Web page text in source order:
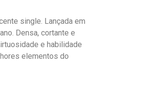
single. Lançada em
Densa, cortante e
e habilidade
elementos do